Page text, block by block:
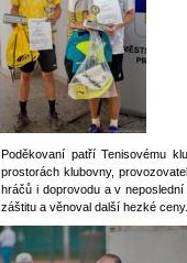
Poděkovaní patří Tenisovému
prostorách klubovny,
hráčů i doprovodu a v
záštitu a věnoval další hezké ceny.